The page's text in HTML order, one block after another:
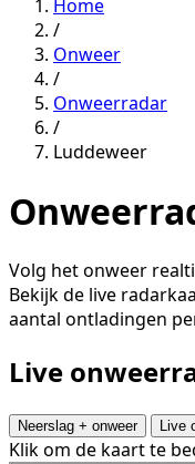
Home
/
Onweer
/
Onweerradar
/
Luddeweer
Volg het onweer
Bekijk de live
aantal ontladingen
Live
Neerslag + onweer Live
Klik om de kaart te